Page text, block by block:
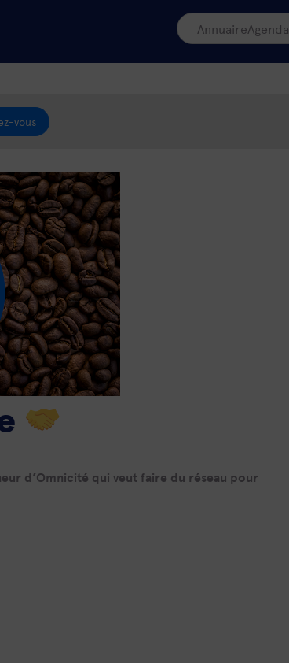
AnnuaireAgenda
vous
d’Omnicité qui veut faire du réseau pour